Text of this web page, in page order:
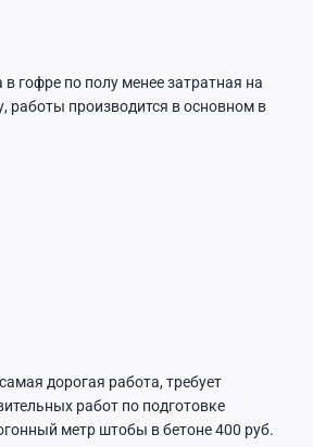
гофре по полу менее затратная на
работы производится в основном в
дорогая работа, требует
работ по подготовке
метр штобы в бетоне 400 руб.